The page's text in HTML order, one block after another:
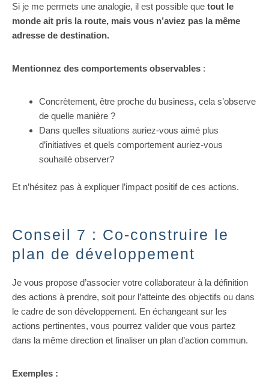
Si je me permets une analogie, il est possible que tout le
monde ait pris la route, mais vous n’aviez pas la même
adresse de destination.
Mentionnez des comportements observables :
Concrètement, être proche du business, cela s’observe
de quelle manière ?
Dans quelles situations auriez-vous aimé plus
d’initiatives et quels comportement auriez-vous
souhaité observer?
Et n’hésitez pas à expliquer l’impact positif de ces actions.
Conseil 7 : Co-construire le
plan de développement
Je vous propose d’associer votre collaborateur à la définition
des actions à prendre, soit pour l’atteinte des objectifs ou dans
le cadre de son développement. En échangeant sur les
actions pertinentes, vous pourrez valider que vous partez
dans la même direction et finaliser un plan d’action commun.
Exemples :